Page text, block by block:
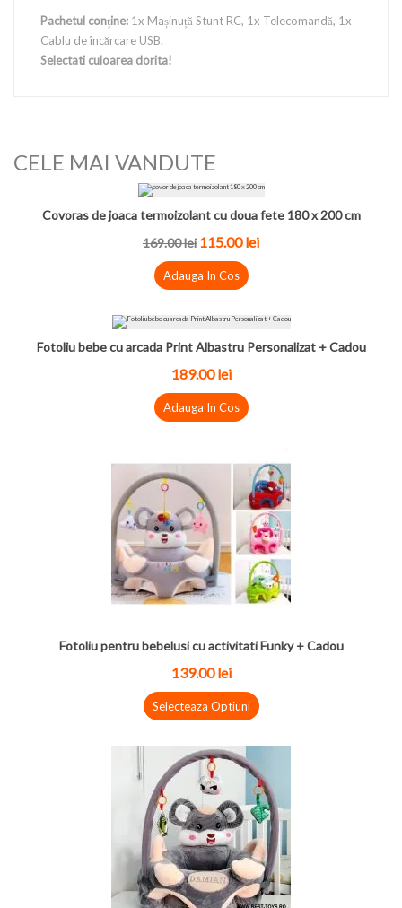
Pachetul conține: 1x Mașinuță Stunt RC, 1x Telecomandă, 1x
Cablu de încărcare USB.
Selectati culoarea dorita!
CELE MAI VANDUTE
Covoras de joaca termoizolant cu doua fete 180 x 200 cm
169.00 lei 115.00 lei
Adauga In Cos
Fotoliu bebe cu arcada Print Albastru Personalizat + Cadou
189.00 lei
Adauga In Cos
Fotoliu pentru bebelusi cu activitati Funky + Cadou
139.00 lei
Selecteaza Optiuni